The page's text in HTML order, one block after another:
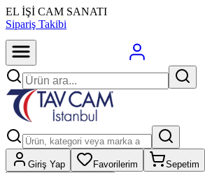
EL İŞİ CAM SANATI
Sipariş Takibi
Giriş Yap Favorilerim Sepetim